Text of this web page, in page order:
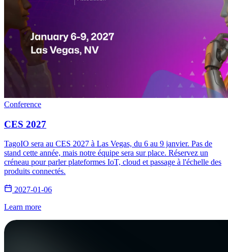
Conference
CES 2027
TagoIO sera au CES 2027 à Las Vegas, du 6 au 9 janvier. Pas de
stand cette année, mais notre équipe sera sur place. Réservez un
créneau pour parler plateformes IoT, cloud et passage à l'échelle des
produits connectés.
2027-01-06
Learn more